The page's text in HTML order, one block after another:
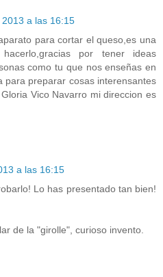
a las 16:15
para cortar el queso,es una
por tener ideas
como tu que nos enseñas en
para preparar cosas interensantes
Vico Navarro mi direccion es
a las 16:15
Lo has presentado tan bien!
de la "girolle", curioso invento.